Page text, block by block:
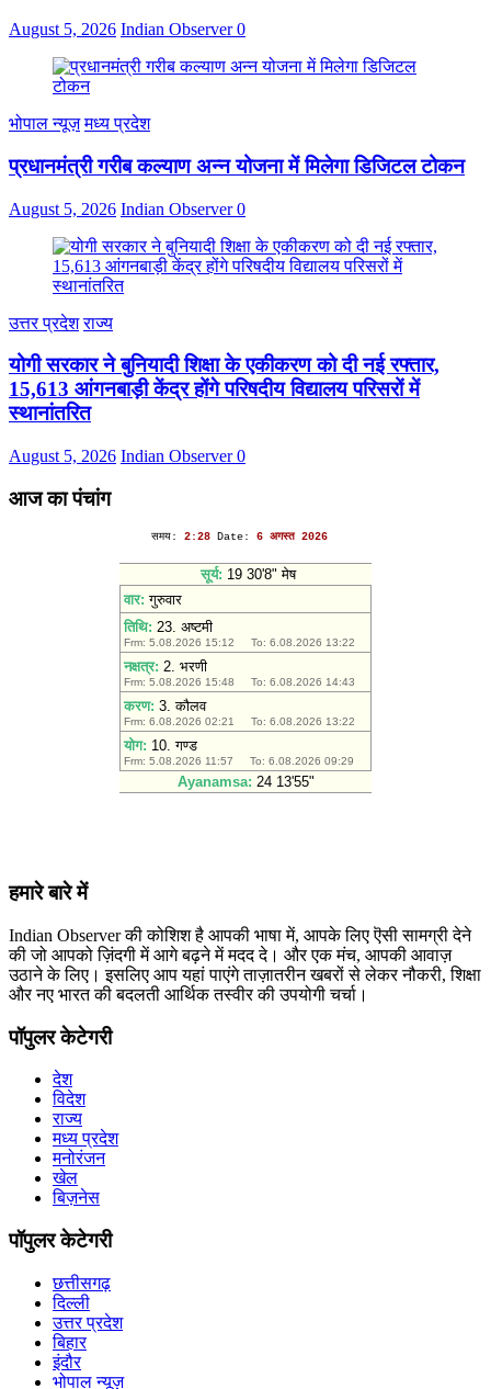
August 5, 2026 Indian Observer0
भोपाल न्यूज़ मध्य प्रदेश
प्रधानमंत्री गरीब कल्याण अन्न योजना में मिलेगा डिजिटल टोकन
August 5, 2026 Indian Observer0
उत्तर प्रदेश राज्य
योगी सरकार ने बुनियादी शिक्षा के एकीकरण को दी नई रफ्तार,
15,613 आंगनबाड़ी केंद्र होंगे परिषदीय विद्यालय परिसरों में
स्थानांतरित
August 5, 2026 Indian Observer0
आज का पंचांग
हमारे बारे में
Indian Observer की कोशिश है आपकी भाषा में, आपके लिए ऎसी सामग्री देने
की जो आपको ज़िंदगी में आगे बढ़ने में मदद दे। और एक मंच, आपकी आवाज़
उठाने के लिए। इसलिए आप यहां पाएंगे ताज़ातरीन खबरों से लेकर नौकरी, शिक्षा
और नए भारत की बदलती आर्थिक तस्वीर की उपयोगी चर्चा।
पॉपुलर केटेगरी
देश
विदेश
राज्य
मध्य प्रदेश
मनोरंजन
खेल
बिज़नेस
पॉपुलर केटेगरी
छत्तीसगढ़
दिल्ली
उत्तर प्रदेश
बिहार
इंदौर
भोपाल न्यूज़